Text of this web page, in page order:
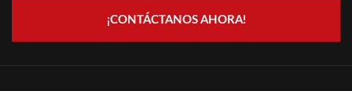
¡CONTÁCTANOS AHORA!